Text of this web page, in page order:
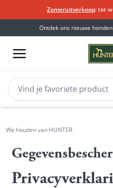
Zomeruitverkoop: tot
Ontdek ons nieuwe
We houden van HUNTER
Gegevensbescherming